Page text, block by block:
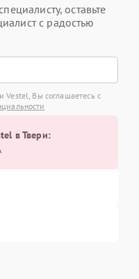
оставьте
с радостью
Vestel, Вы соглашаетесь с
в Твери: